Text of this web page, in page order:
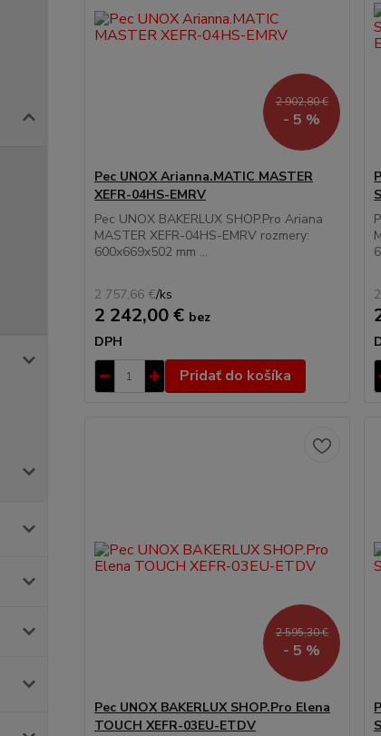
2 902,80 €
- 5 %
Pec UNOX Arianna.MATIC MASTER
XEFR-04HS-EMRV
Pec UNOX BAKERLUX SHOP.Pro Ariana
MASTER XEFR-04HS-EMRV rozmery:
600x669x502 mm ...
2 757,66 €/ks
2 242,00 € bez
DPH
Pridať do košíka
2 595,30 €
- 5 %
Pec UNOX BAKERLUX SHOP.Pro Elena
TOUCH XEFR-03EU-ETDV